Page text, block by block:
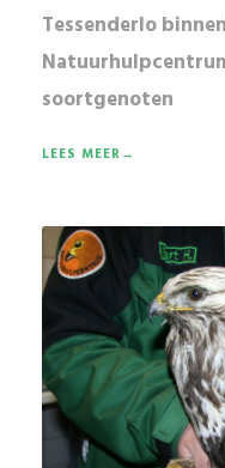
Tessenderlo
soortgenoten
LEES MEER→